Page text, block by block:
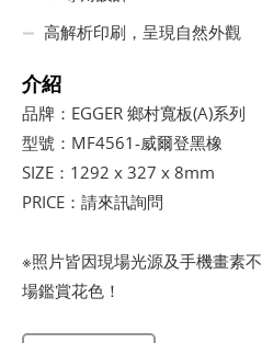
高解析印刷，呈現自然外觀
介紹
品牌：EGGER 鄉村寬板(A)系列
型號：MF4561-威爾登黑橡
SIZE：1292 x 327 x 8mm
PRICE：請來訊詢問
※照片皆因現場光源及手機畫素
場鑑賞花色！